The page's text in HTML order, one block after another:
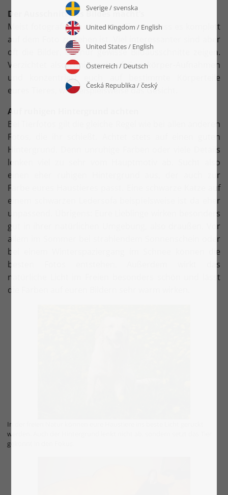
Der Ausschnitt des Bildes macht’s
Meist fotografieren wir unser Tier so, dass es komplett
auf dem Foto zu sehen ist. Viel interessanter sind aber
oft die Bilder, die nur gewisse Bildausschnitte zeigen.
Verzichtet also ruhig mal auf Ganzkörper-Aufnahmen
und konzentriert euch auf bestimmte Körperteile
eures Tieres, wie beispielsweise das Gesicht.
Auf ruhigen Hintergrund achten
Bei Tierfotos gilt die gleiche Regel wie bei allen anderen
Fotos, die ihr schießt. Achtet stets auf einen guten
Hintergrund. Denn unruhige Farben oder viele Details
lenken viel zu sehr vom Hauptmotiv ab. Sucht also
einen eher ruhigen Hintergrund aus, der auch zur
Farbe eures Haustieres passt. Eine schwarze Katze auf
einem schwarzen Ledersofa beispielsweise ist da eher
unpassend. Übrigens: Eure Lieblinge wirken besonders
gut in ihrer natürlichen Umgebung, also draußen. Vor
allem im Sommer bei strahlendem Sonnenschein oder
bei einem Winterspaziergang im Schnee können die
besten Fotos entstehen. Außerdem wirkt das
natürliche Licht im Freien besonders schön und lässt
die Farben auf euren Bildern sehr warm wirken.
In der freien Natur können eure Haustiere ins beste Licht gerückt
werden. Auch der Hintergrund lenkt nicht ab, sondern setzt das Tier
gekonnt in den Fokus.